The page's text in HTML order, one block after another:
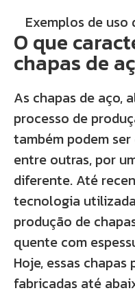
Exemplos de uso
O que
chapas de
As chapas de aço,
processo de
também podem
entre outras, por
diferente. Até
tecnologia
produção de
quente com
Hoje, essas chapas
fabricadas até